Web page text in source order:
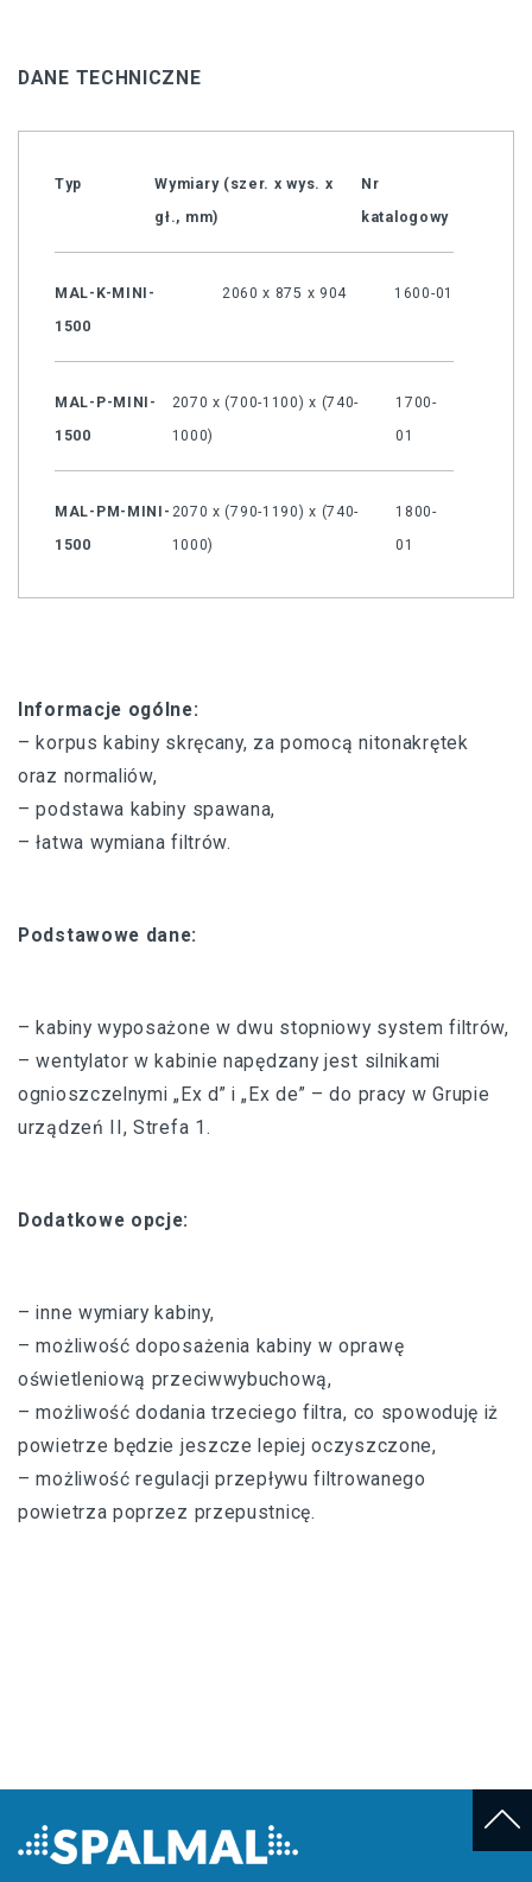
DANE TECHNICZNE
Typ
Wymiary (szer. x wys. x
gł., mm)
Nr
katalogowy
MAL-K-MINI-
1500
2060 x 875 x 904 1600-01
MAL-P-MINI-
1500
2070 x (700-1100) x (740-
1000)
1700-
01
MAL-PM-MINI-
1500
2070 x (790-1190) x (740-
1000)
1800-
01
Informacje ogólne:
– korpus kabiny skręcany, za pomocą nitonakrętek
oraz normaliów,
– podstawa kabiny spawana,
– łatwa wymiana filtrów.
Podstawowe dane:
– kabiny wyposażone w dwu stopniowy system filtrów,
– wentylator w kabinie napędzany jest silnikami
ognioszczelnymi „Ex d” i „Ex de” – do pracy w Grupie
urządzeń II, Strefa 1.
Dodatkowe opcje:
– inne wymiary kabiny,
– możliwość doposażenia kabiny w oprawę
oświetleniową przeciwwybuchową,
– możliwość dodania trzeciego filtra, co spowoduję iż
powietrze będzie jeszcze lepiej oczyszczone,
– możliwość regulacji przepływu filtrowanego
powietrza poprzez przepustnicę.